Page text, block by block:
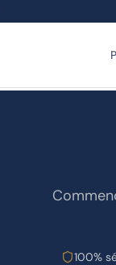
100%